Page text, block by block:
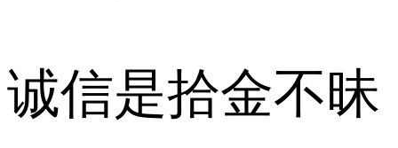
诚信是拾金不昧